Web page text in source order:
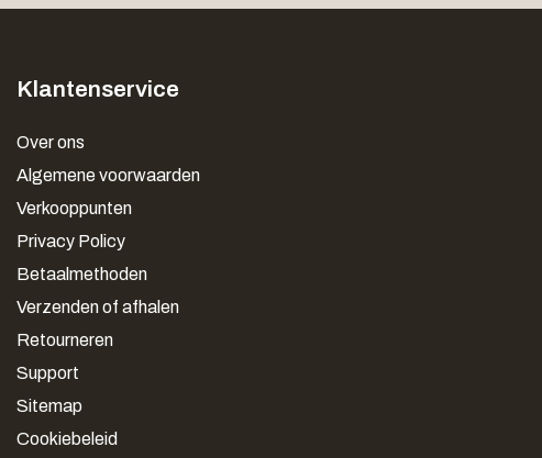
Klantenservice
Over ons
Algemene voorwaarden
Verkooppunten
Privacy Policy
Betaalmethoden
Verzenden of afhalen
Retourneren
Support
Sitemap
Cookiebeleid